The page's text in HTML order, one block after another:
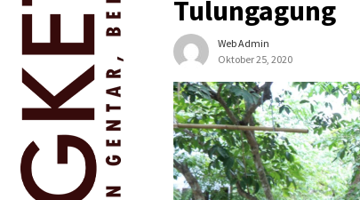
Tulungagung
Web Admin
Oktober 25, 2020